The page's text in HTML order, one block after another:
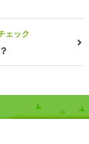
ェック